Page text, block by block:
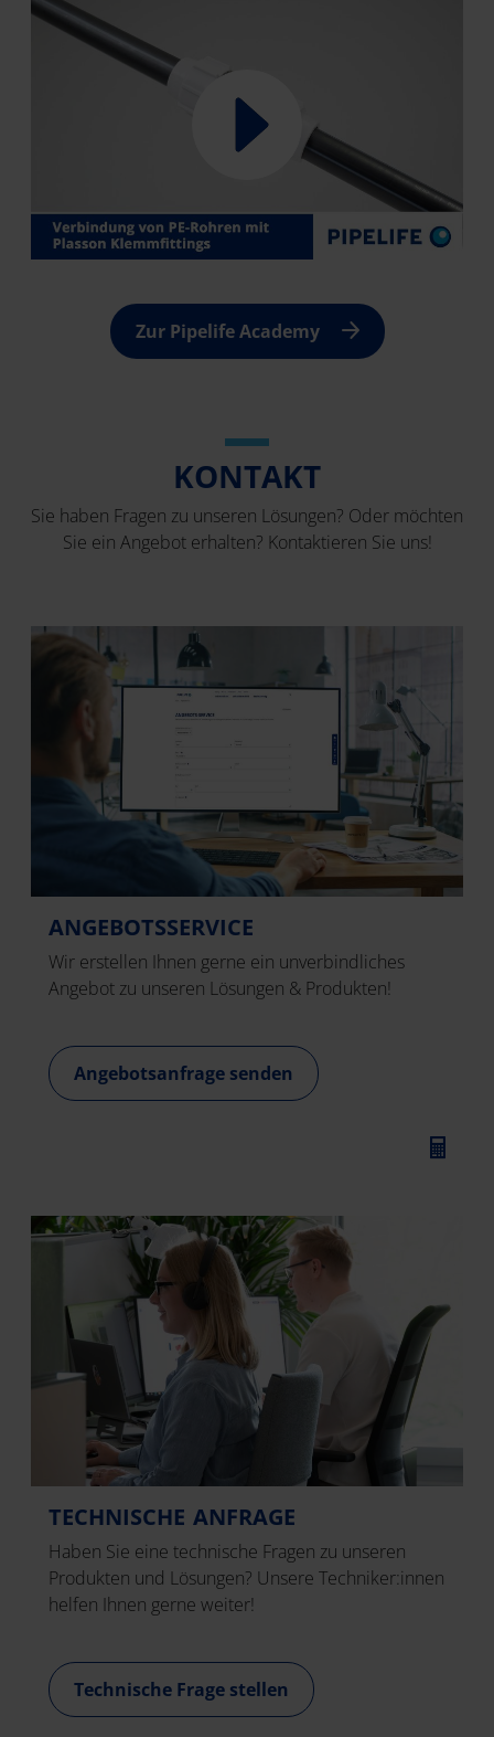
Zur Pipelife Academy
KONTAKT
Sie haben Fragen zu unseren Lösungen? Oder möchten
Sie ein Angebot erhalten? Kontaktieren Sie uns!
ANGEBOTSSERVICE
Wir erstellen Ihnen gerne ein unverbindliches
Angebot zu unseren Lösungen & Produkten!
Angebotsanfrage senden
TECHNISCHE ANFRAGE
Haben Sie eine technische Fragen zu unseren
Produkten und Lösungen? Unsere Techniker:innen
helfen Ihnen gerne weiter!
Technische Frage stellen